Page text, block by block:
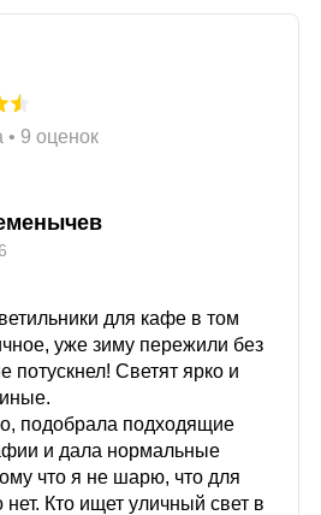
• 9 оценок
для кафе в том
уже зиму пережили без
потускнел! Светят ярко и
подобрала подходящие
и дала нормальные
что я не шарю, что для
Кто ищет уличный свет в